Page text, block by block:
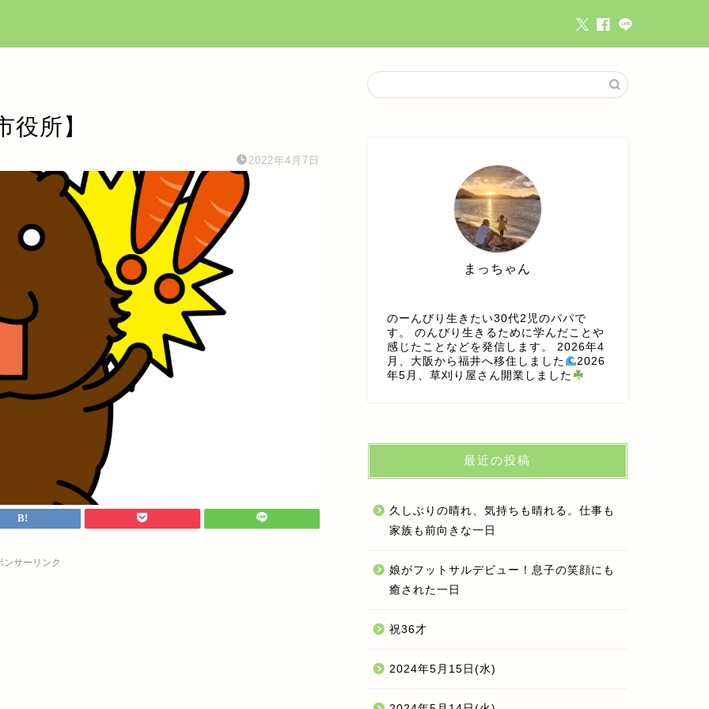
所】
2022年4月7日
ンサーリンク
まっちゃん
のーんびり生きたい30代2児のパパで
す。 のんびり生きるために学んだことや
感じたことなどを発信します。 2026年4
月、大阪から福井へ移住しました
2026
年5月、草刈り屋さん開業しました
最近の投稿
久しぶりの晴れ、気持ちも晴れる。仕事も
家族も前向きな一日
娘がフットサルデビュー！息子の笑顔にも
癒された一日
祝36才
2024年5月15日(水)